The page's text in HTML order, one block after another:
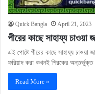
Quick Bangla April 21, 2023
পীরের কাছে সাহায্য চাওয়া
এই পোষ্টে পীরের কাছে সাহায্য
ফরিয়াদ করা কখনই শিরকের
Read More »